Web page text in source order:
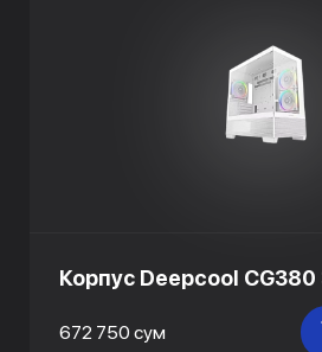
Корпус Deepcool CG380
672 750 сум